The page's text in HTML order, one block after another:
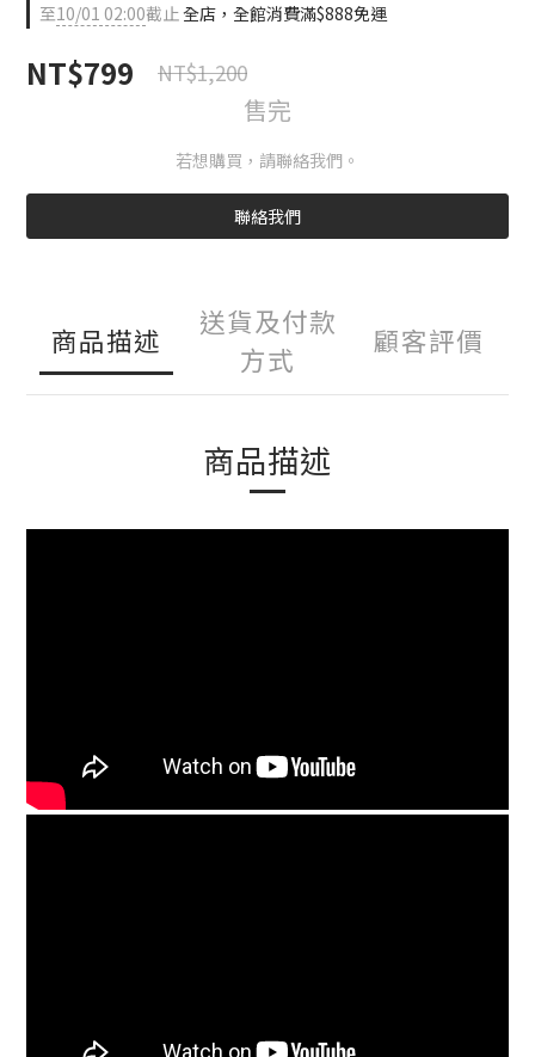
至10/01 02:00截止全店，全館消費滿$888免運
NT$799 NT$1,200
售完
若想購買，請聯絡我們。
聯絡我們
商品描述
送貨及付款
方式
顧客評價
商品描述